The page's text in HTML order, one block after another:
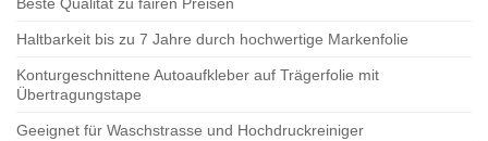
Beste Qualität zu fairen Preisen
Haltbarkeit bis zu 7 Jahre durch hochwertige Markenfolie
Konturgeschnittene Autoaufkleber auf Trägerfolie mit
Übertragungstape
Geeignet für Waschstrasse und Hochdruckreiniger